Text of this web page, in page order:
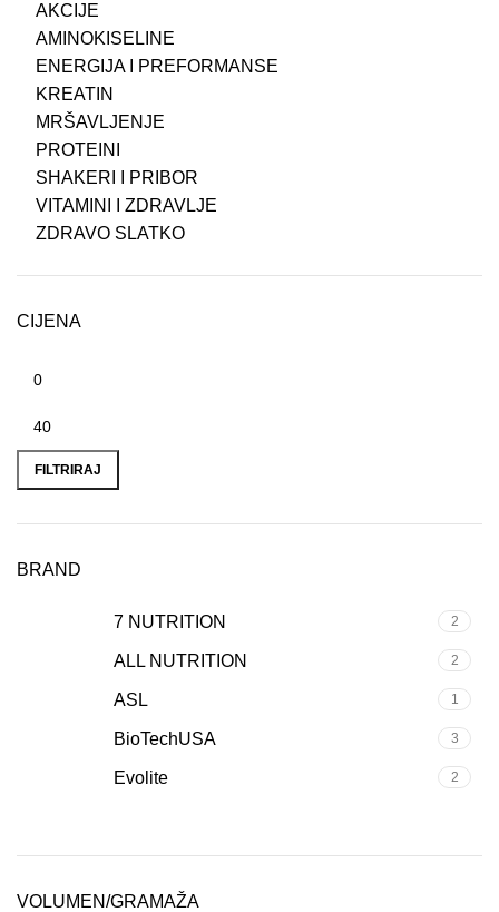
AKCIJE
AMINOKISELINE
ENERGIJA I PREFORMANSE
KREATIN
MRŠAVLJENJE
PROTEINI
SHAKERI I PRIBOR
VITAMINI I ZDRAVLJE
ZDRAVO SLATKO
CIJENA
FILTRIRAJ
BRAND
7 NUTRITION 2
ALL NUTRITION 2
ASL 1
BioTechUSA 3
Evolite 2
VOLUMEN/GRAMAŽA